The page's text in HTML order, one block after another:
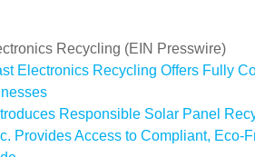
Recycling (EIN Presswire)
Electronics Recycling Offers Fully
Responsible Solar Panel
Provides Access to Compliant,